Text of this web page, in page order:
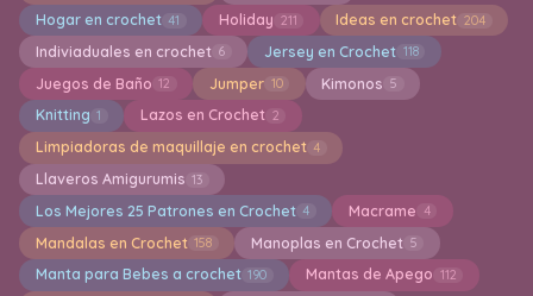
Hogar en crochet 41 Holiday 211 Ideas en crochet 204
Indiviaduales en crochet 6 Jersey en Crochet 118
Juegos de Baño 12 Jumper 10 Kimonos 5
Knitting 1 Lazos en Crochet 2
Limpiadoras de maquillaje en crochet 4
Llaveros Amigurumis 13
Los Mejores 25 Patrones en Crochet 4 Macrame 4
Mandalas en Crochet 158 Manoplas en Crochet 5
Manta para Bebes a crochet 190 Mantas de Apego 112